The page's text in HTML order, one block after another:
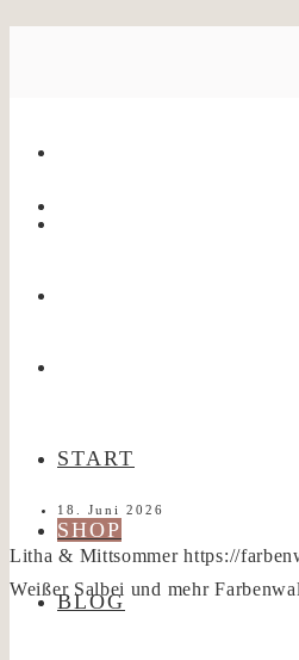
START
SHOP
BLOG
18. Juni 2026
Litha & Mittsommer https://
Weißer Salbei und mehr